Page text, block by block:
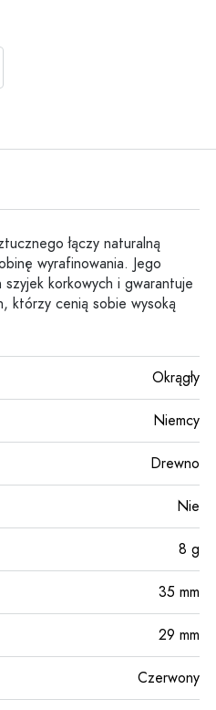
łączy naturalną
wyrafinowania. Jego
korkowych i gwarantuje
którzy cenią sobie wysoką
Okrągły
Niemcy
Drewno
Nie
8 g
35 mm
29 mm
Czerwony